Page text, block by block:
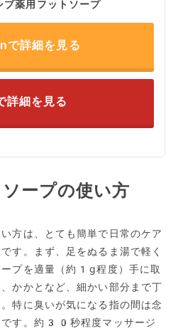
薬用フットソープ
で詳細を見る
詳細を見る
ープの使い方
方は、とても簡単で日常のケア
す。まず、足をぬるま湯で軽く
プを適量（約1g程度）手に取
かかとなど、細かい部分まで丁
特に臭いが気になる指の間は念
です。約30秒程度マッサージ